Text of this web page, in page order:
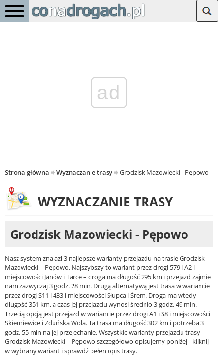
ad
Strona główna Wyznaczanie trasy Grodzisk Mazowiecki - Pępowo
WYZNACZANIE TRASY
Grodzisk Mazowiecki - Pępowo
Nasz system znalazł 3 najlepsze warianty przejazdu na trasie Grodzisk
Mazowiecki – Pępowo. Najszybszy to wariant przez drogi 579 i A2 i
miejscowości Janów i Tarce – droga ma długość 295 km i przejazd zajmie
nam zazwyczaj 3 godz. 28 min. Drugą alternatywą jest trasa w wariancie
przez drogi S11 i 433 i miejscowości Słupca i Śrem. Droga ma wtedy
długość 351 km, a czas jej przejazdu wynosi średnio 3 godz. 49 min.
Trzecią opcją jest przejazd w wariancie przez drogi A1 i S8 i miejscowości
Skierniewice i Zduńska Wola. Ta trasa ma długość 302 km i potrzeba 3
godz. 55 min na jej przejechanie. Wszystkie warianty przejazdu trasy
Grodzisk Mazowiecki – Pępowo szczegółowo opisujemy poniżej - kliknij
w wybrany wariant i sprawdź pełen opis trasy.